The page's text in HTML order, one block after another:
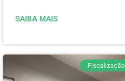
SAIBA MAIS
Fiscalização